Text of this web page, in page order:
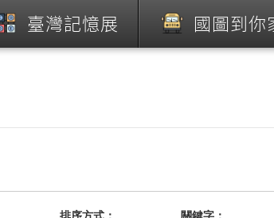
臺灣記憶展 國圖到你
排序方式 關鍵字